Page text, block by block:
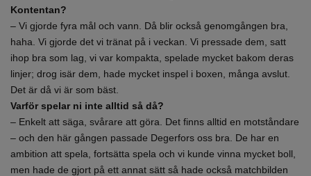
Kontentan?
– Vi gjorde fyra mål och vann. Då blir också genomgången bra,
haha. Vi gjorde det vi tränat på i veckan. Vi pressade dem, satt
ihop bra som lag, vi var kompakta, spelade mycket bakom deras
linjer; drog isär dem, hade mycket inspel i boxen, många avslut.
Det är då vi är som bäst.
Varför spelar ni inte alltid så då?
– Enkelt att säga, svårare att göra. Det finns alltid en motståndare
– och den här gången passade Degerfors oss bra. De har en
ambition att spela, fortsätta spela och vi kunde vinna mycket boll,
men hade de gjort på ett annat sätt så hade också matchbilden